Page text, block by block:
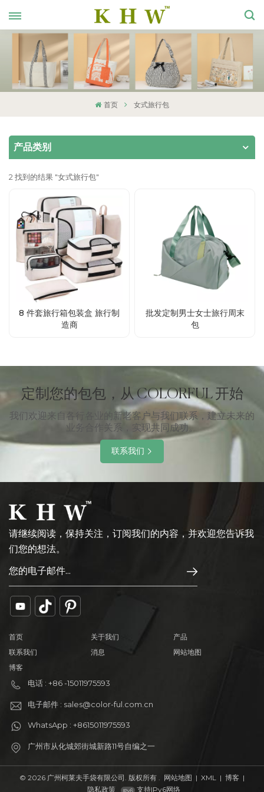
首页 女式旅行包
产品类别
2 找到的结果 "女式旅行包"
8 件套旅行箱包装盒 旅行制
造商
批发定制男士女士旅行周末
包
定制您的包包，从 COLORFUL 开始
我们欢迎来自各行各业的新老客户与我们联系，建立未来的
业务合作关系，实现共同成功。
联系我们
请继续阅读，保持关注，订阅我们的内容，并欢迎您告诉我
们您的想法。
首页 关于我们
产品
联系我们
消息
网站地图
博客
电话 : +86 -15011975593
电子邮件 : sales@color-ful.com.cn
WhatsApp : +8615011975593
广州市从化城郊街城新路11号自编之一
© 2026 广州柯莱夫手袋有限公司. 版权所有 . 网站地图 | XML | 博客 |
隐私政策
支持IPv6网络